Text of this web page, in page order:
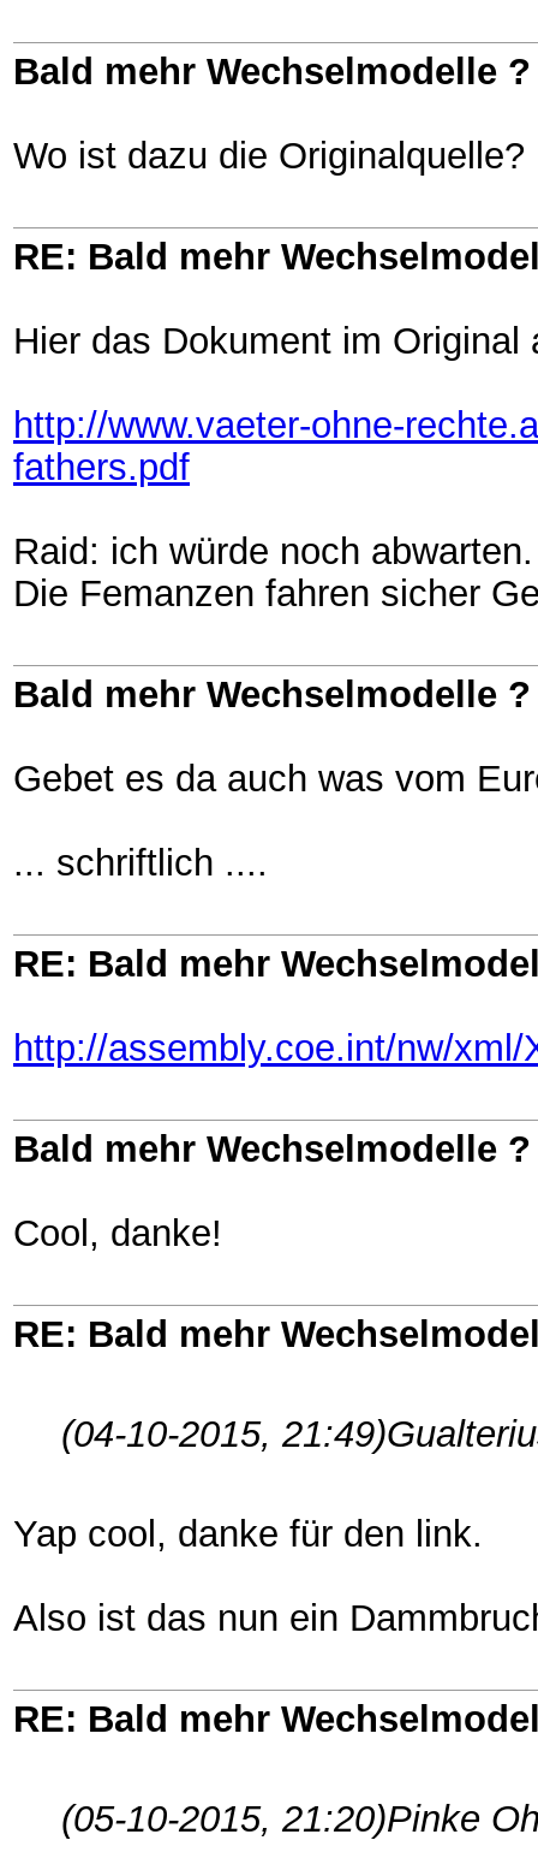
Bald mehr Wechselmodelle ?
Wo ist dazu die Originalquelle?
RE: Bald mehr
Hier das Dokument im Original
http://www.vaeter-ohne-
fathers.pdf
Raid: ich würde noch
Die Femanzen fahren sicher
Bald mehr Wechselmodelle ?
Gebet es da auch was vom
... schriftlich ....
RE: Bald mehr
http://assembly.coe.int/nw/
Bald mehr Wechselmodelle ?
Cool, danke!
RE: Bald mehr
(04-10-2015, 21:49)
Yap cool, danke für den link.
Also ist das nun ein
RE: Bald mehr
(05-10-2015, 21:20)Pinke